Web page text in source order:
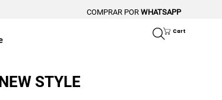
Cart
COMPRAR POR WHATSAPP
STYLE